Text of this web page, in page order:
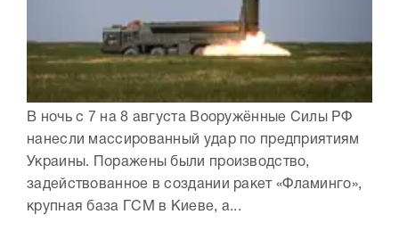
В ночь с 7 на 8 августа Вооружённые Силы РФ
нанесли массированный удар по предприятиям
Украины. Поражены были производство,
задействованное в создании ракет «Фламинго»,
крупная база ГСМ в Киеве, а...